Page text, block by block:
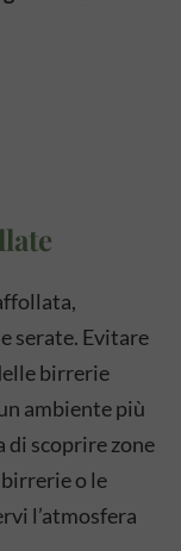
serate. Evitare
birrerie
ambiente più
di scoprire zone
o le
l’atmosfera